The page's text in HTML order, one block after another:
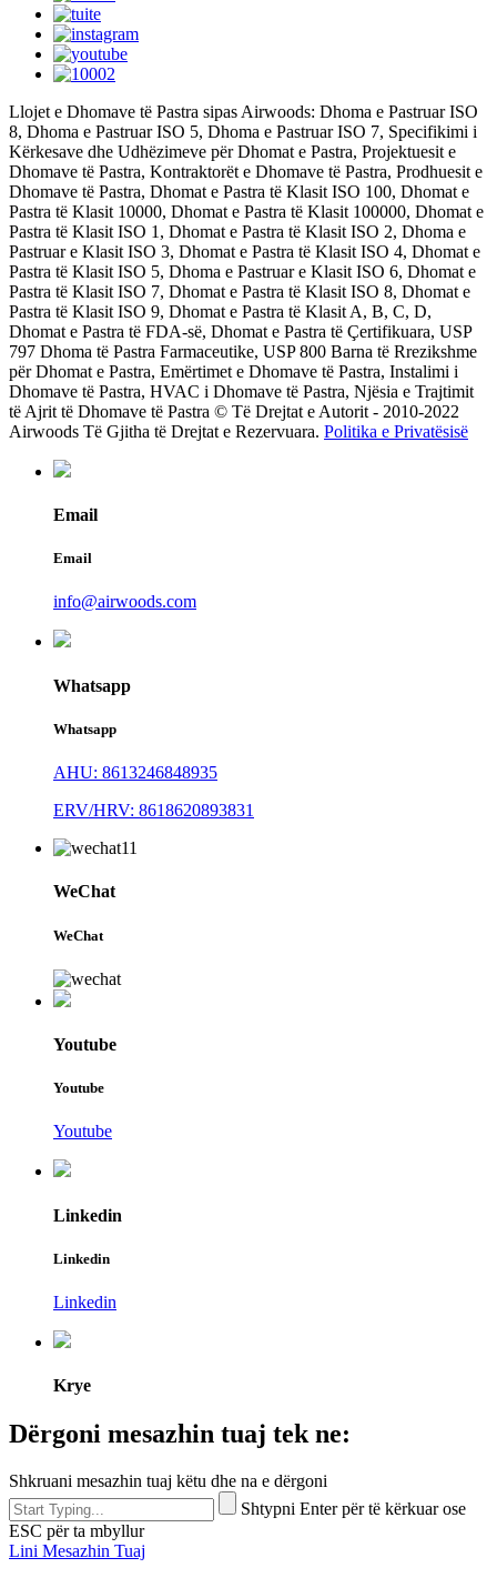
Llojet e Dhomave të Pastra sipas Airwoods: Dhoma e Pastruar ISO
8, Dhoma e Pastruar ISO 5, Dhoma e Pastruar ISO 7, Specifikimi i
Kërkesave dhe Udhëzimeve për Dhomat e Pastra, Projektuesit e
Dhomave të Pastra, Kontraktorët e Dhomave të Pastra, Prodhuesit e
Dhomave të Pastra, Dhomat e Pastra të Klasit ISO 100, Dhomat e
Pastra të Klasit 10000, Dhomat e Pastra të Klasit 100000, Dhomat e
Pastra të Klasit ISO 1, Dhomat e Pastra të Klasit ISO 2, Dhoma e
Pastruar e Klasit ISO 3, Dhomat e Pastra të Klasit ISO 4, Dhomat e
Pastra të Klasit ISO 5, Dhoma e Pastruar e Klasit ISO 6, Dhomat e
Pastra të Klasit ISO 7, Dhomat e Pastra të Klasit ISO 8, Dhomat e
Pastra të Klasit ISO 9, Dhomat e Pastra të Klasit A, B, C, D,
Dhomat e Pastra të FDA-së, Dhomat e Pastra të Çertifikuara, USP
797 Dhoma të Pastra Farmaceutike, USP 800 Barna të Rrezikshme
për Dhomat e Pastra, Emërtimet e Dhomave të Pastra, Instalimi i
Dhomave të Pastra, HVAC i Dhomave të Pastra, Njësia e Trajtimit
të Ajrit të Dhomave të Pastra © Të Drejtat e Autorit - 2010-2022
Airwoods Të Gjitha të Drejtat e Rezervuara. Politika e Privatësisë
Email
Email
info@airwoods.com
Whatsapp
Whatsapp
AHU: 8613246848935
ERV/HRV: 8618620893831
WeChat
WeChat
Youtube
Youtube
Youtube
Linkedin
Linkedin
Linkedin
Krye
Dërgoni mesazhin tuaj tek ne:
Shkruani mesazhin tuaj këtu dhe na e dërgoni
Shtypni Enter për të kërkuar ose
ESC për ta mbyllur
Lini Mesazhin Tuaj